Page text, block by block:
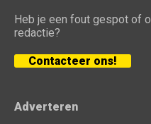
Heb je een fout gespot of
redactie?
Contacteer ons!
Adverteren